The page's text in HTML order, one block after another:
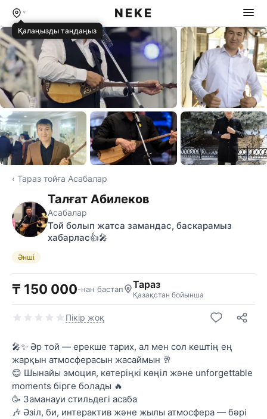
Қалаңызды таңдаңыз
NEKE
‹ Тараз тойға Асабалар
Талғат Абилеков
Асабалар
Той болып жатса замандас, баскарамыз
хабарлас👍🎤
Әнші
₸ 150 000-нан бастап Тараз
Қазақстан бойынша
Пікір жоқ
🎤✨ Әр той — ерекше тарих, ал мен сол кештің ең
жарқын атмосферасын жасаймын 🥂
😊 Шынайы эмоция, көтеріңкі көңіл және unforgettable
moments бірге болады 🔥
🥳 Заманауи стильдегі асаба
🎶 Әзіл, би, интерактив және жылы атмосфера — бәрі